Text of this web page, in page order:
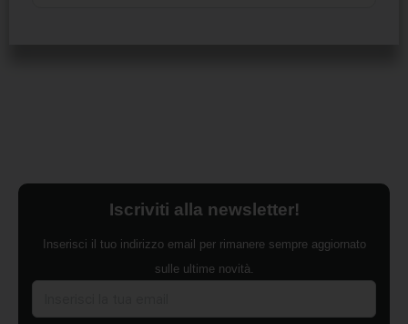
Iscriviti alla newsletter!
Inserisci il tuo indirizzo email per rimanere sempre aggiornato
sulle ultime novità.